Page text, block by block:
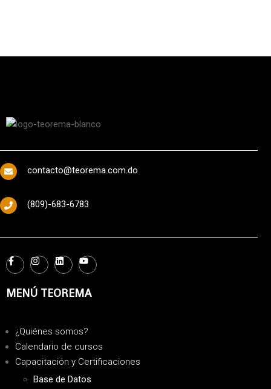
contacto@teorema.com.do
(809)-683-6783
MENÚ TEOREMA
¿Quiénes somos?
Calendario de cursos
Capacitación y Certificaciones
Base de Datos